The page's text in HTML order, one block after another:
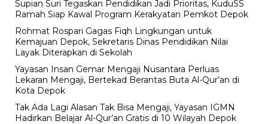
Supian Suri Tegaskan Pendidikan Jadi Prioritas, KuduSS
Ramah Siap Kawal Program Kerakyatan Pemkot Depok
Rohmat Rospari Gagas Fiqh Lingkungan untuk
Kemajuan Depok, Sekretaris Dinas Pendidikan Nilai
Layak Diterapkan di Sekolah
Yayasan Insan Gemar Mengaji Nusantara Perluas
Lekaran Mengaji, Bertekad Berantas Buta Al-Qur’an di
Kota Depok
Tak Ada Lagi Alasan Tak Bisa Mengaji, Yayasan IGMN
Hadirkan Belajar Al-Qur’an Gratis di 10 Wilayah Depok